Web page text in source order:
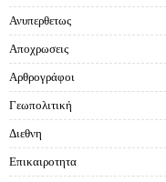
Ανυπερθετως
Αποχρωσεις
Αρθρογράφοι
Γεωπολιτική
Διεθνη
Επικαιροτητα